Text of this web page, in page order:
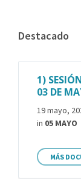
Destacado
1)
03 DE
19 mayo,
in 05 MAYO
MÁS